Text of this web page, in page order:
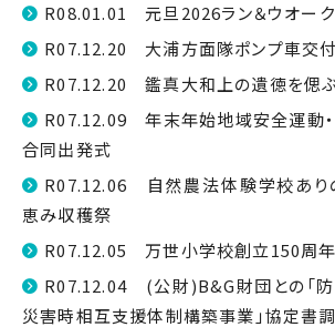
R08.01.01 元旦2026ラン＆ウオーク
R07.12.20 大浦方面隊ポンプ車交
R07.12.20 鑑真大和上の遺徳を偲
R07.12.09 年末年始地域安全運動
合同出発式
R07.12.06 自然農法体験学校あり
恵み収穫祭
R07.12.05 万世小学校創立150周
R07.12.04 (公財)B&G財団との「
災害時相互支援体制構築事業」協定書